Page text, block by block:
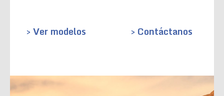
> Ver modelos > Contáctanos